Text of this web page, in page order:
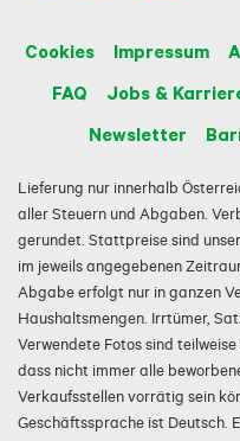
Cookies Impressum
FAQ
Jobs &
Newsletter
Lieferung nur innerhalb
aller Steuern und Abgaben.
gerundet. Stattpreise sind
im jeweils angegebenen
Abgabe erfolgt nur in ganzen
Haushaltsmengen. Irrtümer,
Verwendete Fotos sind
dass nicht immer alle
Verkaufsstellen vorrätig sein
Geschäftssprache ist Deutsch.